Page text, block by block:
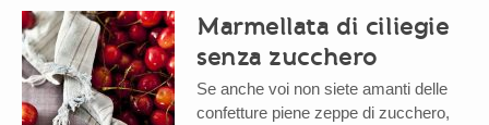
Marmellata di ciliegie
senza zucchero
Se anche voi non siete amanti delle
confetture piene zeppe di zucchero,